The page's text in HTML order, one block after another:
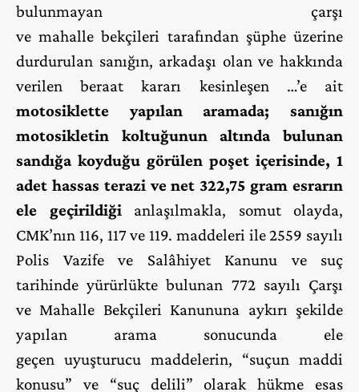
bulunmayan çarşı
ve mahalle bekçileri tarafından şüphe üzerine
durdurulan sanığın, arkadaşı olan ve hakkında
verilen beraat kararı kesinleşen …’e ait
motosiklette yapılan aramada; sanığın
motosikletin koltuğunun altında bulunan
sandığa koyduğu görülen poşet içerisinde, 1
adet hassas terazi ve net 322,75 gram esrarın
ele geçirildiğianlaşılmakla, somut olayda,
CMK’nın 116, 117 ve 119. maddeleri ile 2559 sayılı
Polis Vazife ve Salâhiyet Kanunu ve suç
tarihinde yürürlükte bulunan 772 sayılı Çarşı
ve Mahalle Bekçileri Kanununa aykırı şekilde
yapılan arama sonucunda ele
geçen uyuşturucu maddelerin, “suçun maddi
konusu” ve “suç delili” olarak hükme esas